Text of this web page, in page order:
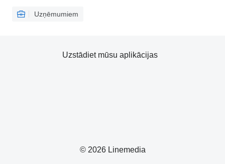
Uzņēmumiem
© 2026 Linemedia
Uzstādiet mūsu aplikācijas